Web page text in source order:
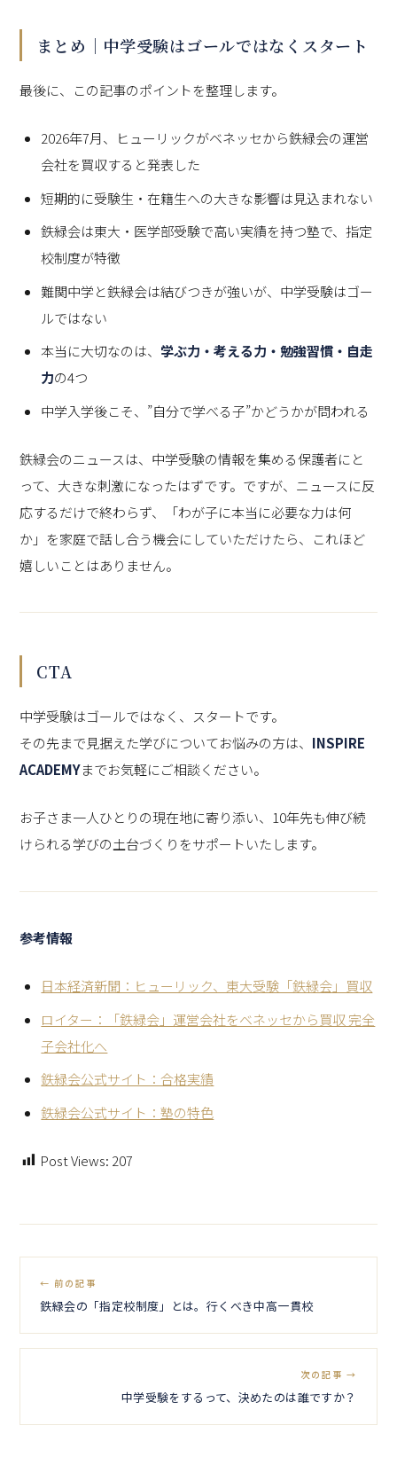
まとめ｜中学受験はゴールではなくスタート
最後に、この記事のポイントを整理します。
2026年7月、ヒューリックがベネッセから鉄緑会の運営
会社を買収すると発表した
短期的に受験生・在籍生への大きな影響は見込まれない
鉄緑会は東大・医学部受験で高い実績を持つ塾で、指定
校制度が特徴
難関中学と鉄緑会は結びつきが強いが、中学受験はゴー
ルではない
本当に大切なのは、 学ぶ力・考える力・勉強習慣・自走
力の4つ
中学入学後こそ、”自分で学べる子”かどうかが問われる
鉄緑会のニュースは、中学受験の情報を集める保護者にと
って、大きな刺激になったはずです。ですが、ニュースに反
応するだけで終わらず、「わが子に本当に必要な力は何
か」を家庭で話し合う機会にしていただけたら、これほど
嬉しいことはありません。
CTA
中学受験はゴールではなく、スタートです。
その先まで見据えた学びについてお悩みの方は、 INSPIRE
ACADEMYまでお気軽にご相談ください。
お子さま一人ひとりの現在地に寄り添い、10年先も伸び続
けられる学びの土台づくりをサポートいたします。
参考情報
日本経済新聞：ヒューリック、東大受験「鉄緑会」買収
ロイター：「鉄緑会」運営会社をベネッセから買収 完全
子会社化へ
鉄緑会公式サイト：合格実績
鉄緑会公式サイト：塾の特色
Post Views: 207
← 前の記事
鉄緑会の「指定校制度」とは。行くべき中高一貫校
次の記事 →
中学受験をするって、決めたのは誰ですか？